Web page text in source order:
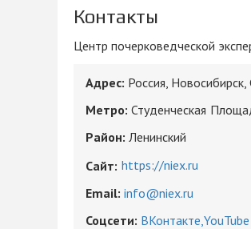
Контакты
Центр почерковедческой
Адрес: Россия,
Метро: Студенческая
Район: Ленинский
Сайт: https://niex.ru
Email: info@niex.ru
Соцсети: ВКонтакте YouTube